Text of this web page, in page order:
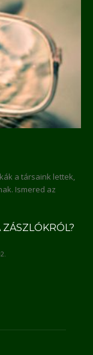
a társaink lettek,
Ismered az